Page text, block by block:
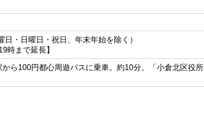
・日曜日・祝日、年末年始を除く）
時まで延長】
ら100円都心周遊バスに乗車。約10分。「小倉北区役所